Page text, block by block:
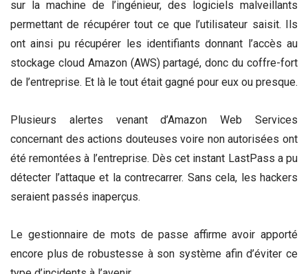
sur la machine de l’ingénieur, des logiciels malveillants
permettant de récupérer tout ce que l’utilisateur saisit. Ils
ont ainsi pu récupérer les identifiants donnant l’accès au
stockage cloud Amazon (AWS) partagé, donc du coffre-fort
de l’entreprise. Et là le tout était gagné pour eux ou presque.
Plusieurs alertes venant d’Amazon Web Services
concernant des actions douteuses voire non autorisées ont
été remontées à l’entreprise. Dès cet instant LastPass a pu
détecter l’attaque et la contrecarrer. Sans cela, les hackers
seraient passés inaperçus.
Le gestionnaire de mots de passe affirme avoir apporté
encore plus de robustesse à son système afin d’éviter ce